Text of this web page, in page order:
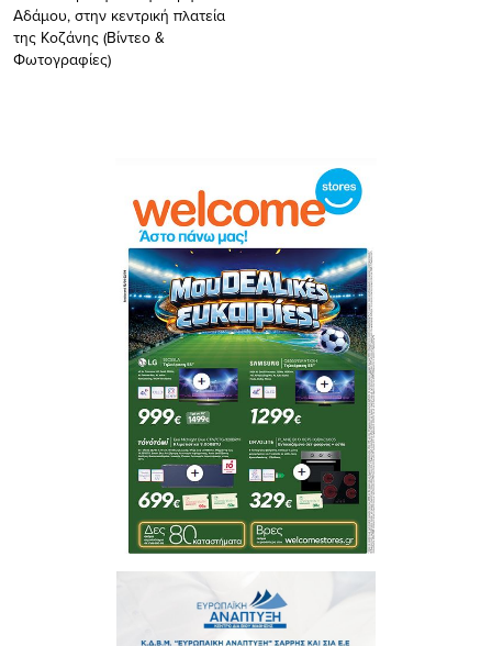
Αδάμου, στην κεντρική πλατεία
της Κοζάνης (Bίντεο &
Φωτογραφίες)